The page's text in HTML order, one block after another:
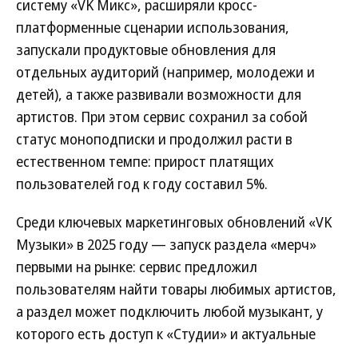
систему «VK Микс», расширяли кросс-
платформенные сценарии использования,
запускали продуктовые обновления для
отдельных аудиторий (например, молодежи и
детей), а также развивали возможности для
артистов. При этом сервис сохранил за собой
статус моноподписки и продолжил расти в
естественном темпе: прирост платящих
пользователей год к году составил 5%.
Среди ключевых маркетинговых обновлений «VK
Музыки» в 2025 году — запуск раздела «мерч»
первыми на рынке: сервис предложил
пользователям найти товары любимых артистов,
а раздел может подключить любой музыкант, у
которого есть доступ к «Студии» и актуальные